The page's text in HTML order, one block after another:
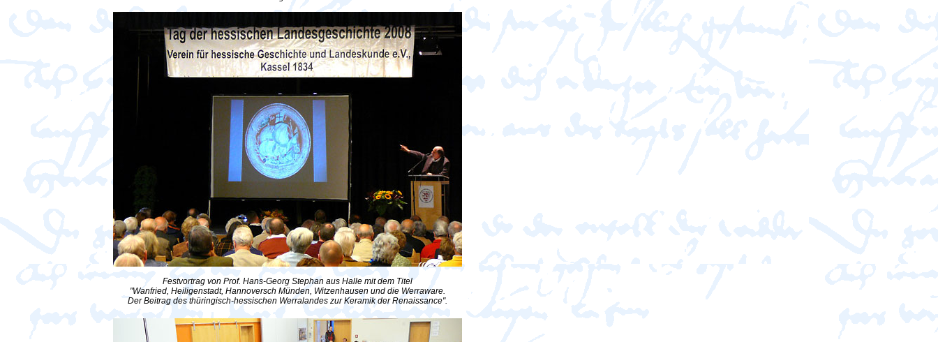
Festvortrag von Prof. Hans-Georg Stephan aus Halle mit dem Titel
"Wanfried, Heiligenstadt, Hannoversch Münden, Witzenhausen und die Werraware.
Der Beitrag des thüringisch-hessischen Werralandes zur Keramik der Renaissance".